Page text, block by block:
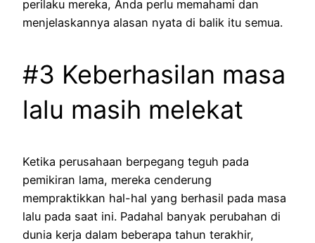
perilaku mereka, Anda perlu memahami dan
menjelaskannya alasan nyata di balik itu semua.
#3 Keberhasilan masa
lalu masih melekat
Ketika perusahaan berpegang teguh pada
pemikiran lama, mereka cenderung
mempraktikkan hal-hal yang berhasil pada masa
lalu pada saat ini. Padahal banyak perubahan di
dunia kerja dalam beberapa tahun terakhir,